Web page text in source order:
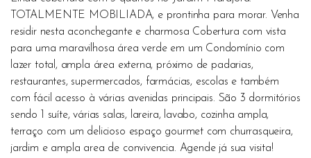
TOTALMENTE MOBILIADA, e prontinha para morar. Venha
residir nesta aconchegante e charmosa Cobertura com vista
para uma maravilhosa área verde em um Condomínio com
lazer total, ampla área externa, próximo de padarias,
restaurantes, supermercados, farmácias, escolas e também
com fácil acesso à várias avenidas principais. São 3 dormitórios
sendo 1 suíte, várias salas, lareira, lavabo, cozinha ampla,
terraço com um delicioso espaço gourmet com churrasqueira,
jardim e ampla area de convivencia. Agende já sua visita!